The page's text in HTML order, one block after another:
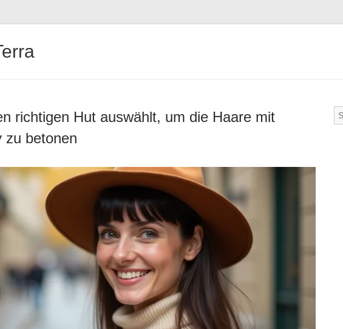
richtigen Hut auswählt, um die Haare mit
zu betonen